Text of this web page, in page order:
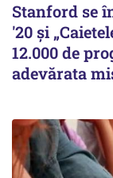
Stanford se
'20 și
12.000 de
adevărata